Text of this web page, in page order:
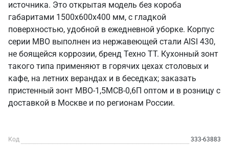
источника. Это открытая модель без короба
габаритами 1500х600х400 мм, с гладкой
поверхностью, удобной в ежедневной уборке. Корпус
серии МВО выполнен из нержавеющей стали AISI 430,
не боящейся коррозии, бренд Техно ТТ. Кухонный зонт
такого типа применяют в горячих цехах столовых и
кафе, на летних верандах и в беседках; заказать
пристенный зонт МВО-1,5МСВ-0,6П оптом и в розницу с
доставкой в Москве и по регионам России.
Код
333-63883